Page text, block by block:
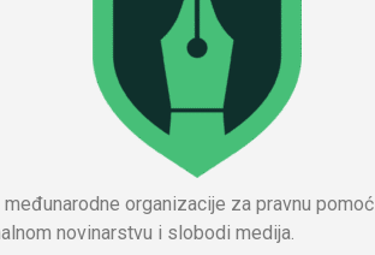
organizacije za pravnu pomoć
novinarstvu i slobodi medija.